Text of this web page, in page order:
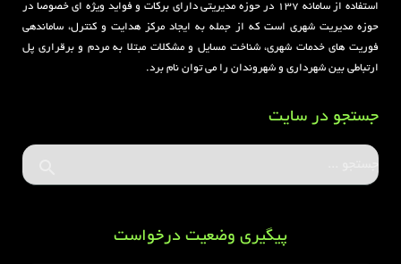
استفاده از سامانه ۱۳۷ در حوزه مدیریتی دارای برکات و فواید ویژه ای خصوصا در
حوزه مدیریت شهری است که از جمله به ایجاد مرکز هدایت و کنترل، ساماندهی
فوریت های خدمات شهری، شناخت مسایل و مشکلات مبتلا به مردم و برقراری پل
ارتباطی بین شهرداری و شهروندان را می توان نام برد.
جستجو در سایت
پیگیری وضعیت درخواست